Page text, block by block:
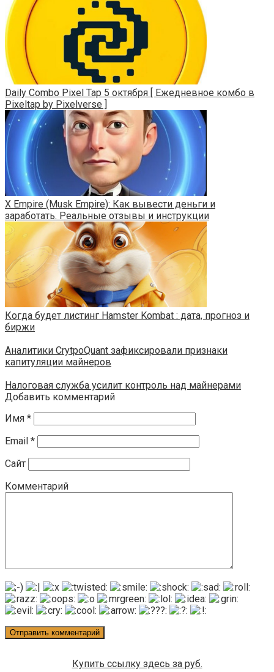
Daily Combo Pixel Tap 5 октября [ Ежедневное комбо в
Pixeltap by Pixelverse ]
X Empire (Musk Empire): Как вывести деньги и
заработать. Реальные отзывы и инструкции
Когда будет листинг Hamster Kombat : дата, прогноз и
биржи
Аналитики CrytpoQuant зафиксировали признаки
капитуляции майнеров
Налоговая служба усилит контроль над майнерами
Добавить комментарий
Имя *
Email *
Сайт
Комментарий
Купить ссылку здесь за руб.